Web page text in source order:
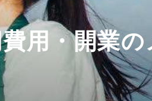
用・開業の